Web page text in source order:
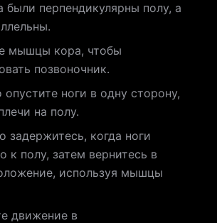
были перпендикулярны полу, а
мышцы кора, чтобы
позвоночник.
ноги в одну сторону,
на полу.
задержитесь, когда ноги
к полу, затем вернитесь в
используя мышцы
движение в